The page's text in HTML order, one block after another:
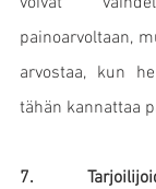
painoarvoltaan,
arvostaa, kun
tähän kannattaa
7.